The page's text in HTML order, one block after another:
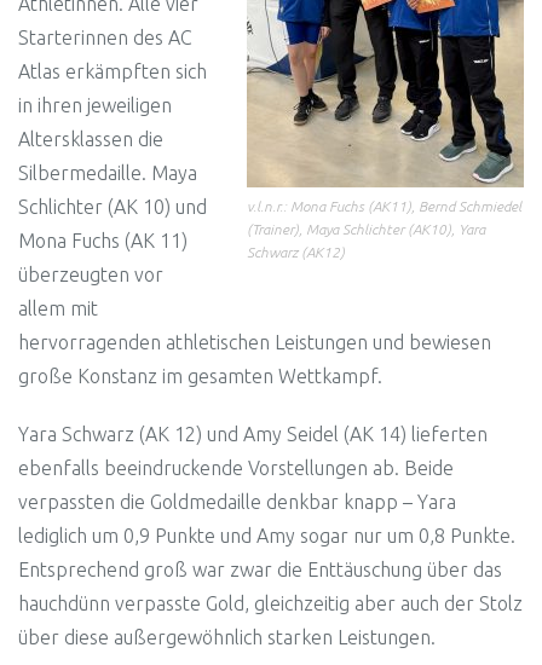
v.l.n.r.: Mona Fuchs (AK11), Bernd Schmiedel
(Trainer), Maya Schlichter (AK10), Yara
Schwarz (AK12)
Starterinnen des AC
Atlas erkämpften sich
in ihren jeweiligen
Altersklassen die
Silbermedaille. Maya
Schlichter (AK 10) und
Mona Fuchs (AK 11)
überzeugten vor
allem mit
hervorragenden athletischen Leistungen und bewiesen
große Konstanz im gesamten Wettkampf.
Yara Schwarz (AK 12) und Amy Seidel (AK 14) lieferten
ebenfalls beeindruckende Vorstellungen ab. Beide
verpassten die Goldmedaille denkbar knapp – Yara
lediglich um 0,9 Punkte und Amy sogar nur um 0,8 Punkte.
Entsprechend groß war zwar die Enttäuschung über das
hauchdünn verpasste Gold, gleichzeitig aber auch der Stolz
über diese außergewöhnlich starken Leistungen.